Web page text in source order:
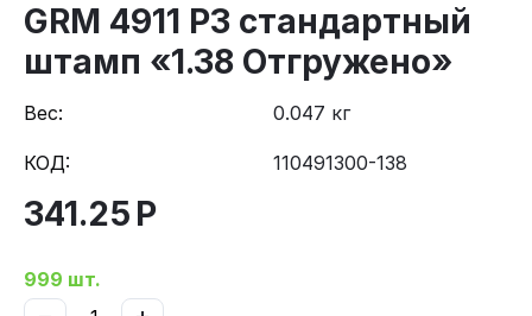
GRM 4911 P3 стандартный
штамп «1.38 Отгружено»
Вес: 0.047 кг
КОД: 110491300-138
341.25 Р
999 шт.